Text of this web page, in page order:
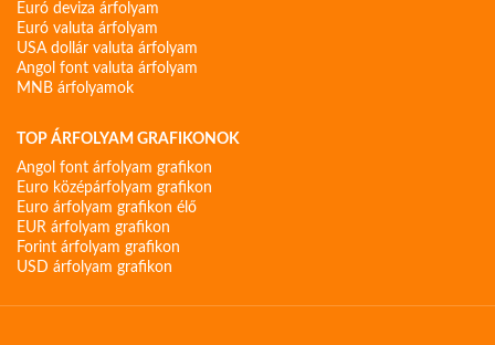
Euró deviza árfolyam
Euró valuta árfolyam
USA dollár valuta árfolyam
Angol font valuta árfolyam
MNB árfolyamok
TOP ÁRFOLYAM GRAFIKONOK
Angol font árfolyam grafikon
Euro középárfolyam grafikon
Euro árfolyam grafikon élő
EUR árfolyam grafikon
Forint árfolyam grafikon
USD árfolyam grafikon